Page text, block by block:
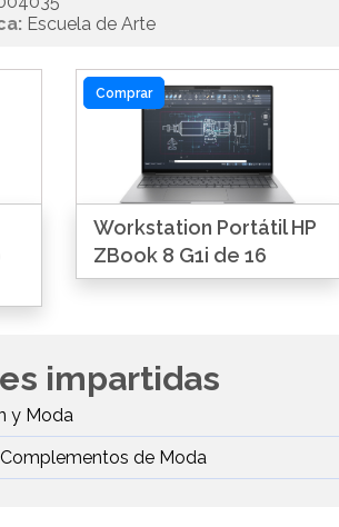
Escuela de Arte
Comprar
Workstation Portátil HP
ZBook 8 G1i de 16
impartidas
y Moda
de Moda